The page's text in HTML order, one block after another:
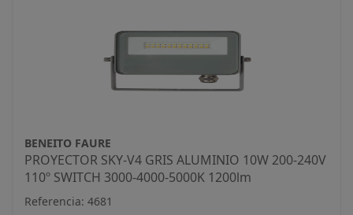
BENEITO FAURE
PROYECTOR SKY-V4 GRIS ALUMINIO 10W 200-240V
110º SWITCH 3000-4000-5000K 1200lm
Referencia: 4681